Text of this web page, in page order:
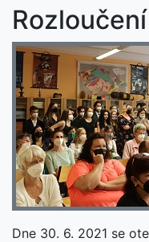
Dne 30. 6. 2021 se